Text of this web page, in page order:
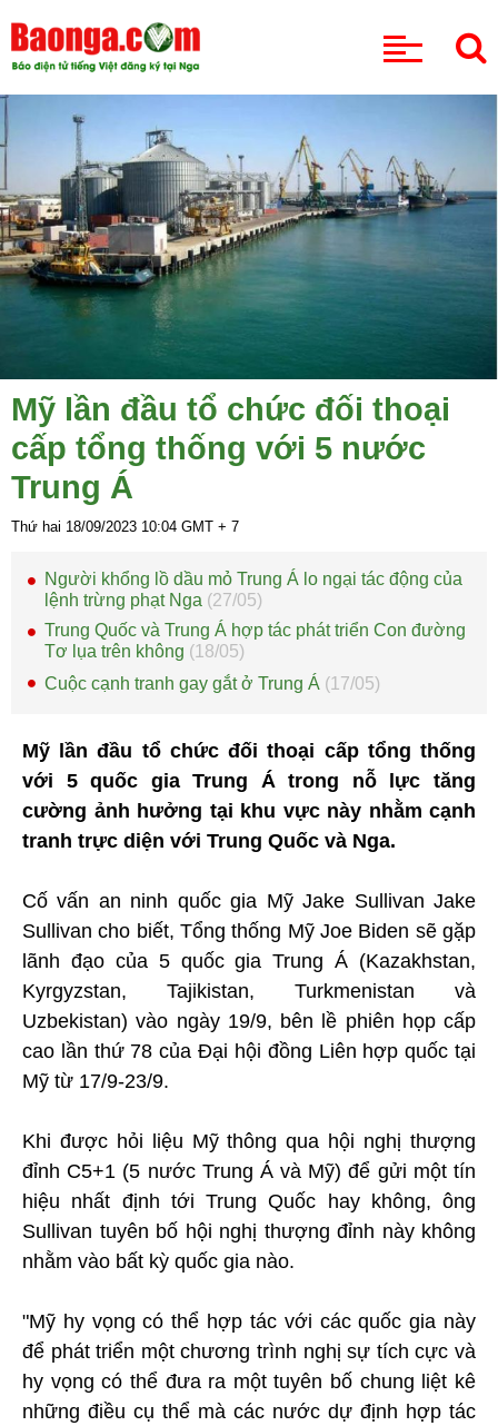
Mỹ lần đầu tổ chức đối thoại
cấp tổng thống với 5 nước
Trung Á
Thứ hai 18/09/2023 10:04 GMT + 7
Người khổng lồ dầu mỏ Trung Á lo ngại tác động của
lệnh trừng phạt Nga (27/05)
Trung Quốc và Trung Á hợp tác phát triển Con đường
Tơ lụa trên không (18/05)
Cuộc cạnh tranh gay gắt ở Trung Á (17/05)
Mỹ lần đầu tổ chức đối thoại cấp tổng thống
với 5 quốc gia Trung Á trong nỗ lực tăng
cường ảnh hưởng tại khu vực này nhằm cạnh
tranh trực diện với Trung Quốc và Nga.
Cố vấn an ninh quốc gia Mỹ Jake Sullivan Jake
Sullivan cho biết, Tổng thống Mỹ Joe Biden sẽ gặp
lãnh đạo của 5 quốc gia Trung Á (Kazakhstan,
Kyrgyzstan, Tajikistan, Turkmenistan và
Uzbekistan) vào ngày 19/9, bên lề phiên họp cấp
cao lần thứ 78 của Đại hội đồng Liên hợp quốc tại
Mỹ từ 17/9-23/9.
Khi được hỏi liệu Mỹ thông qua hội nghị thượng
đỉnh C5+1 (5 nước Trung Á và Mỹ) để gửi một tín
hiệu nhất định tới Trung Quốc hay không, ông
Sullivan tuyên bố hội nghị thượng đỉnh này không
nhằm vào bất kỳ quốc gia nào.
"Mỹ hy vọng có thể hợp tác với các quốc gia này
để phát triển một chương trình nghị sự tích cực và
hy vọng có thể đưa ra một tuyên bố chung liệt kê
những điều cụ thể mà các nước dự định hợp tác